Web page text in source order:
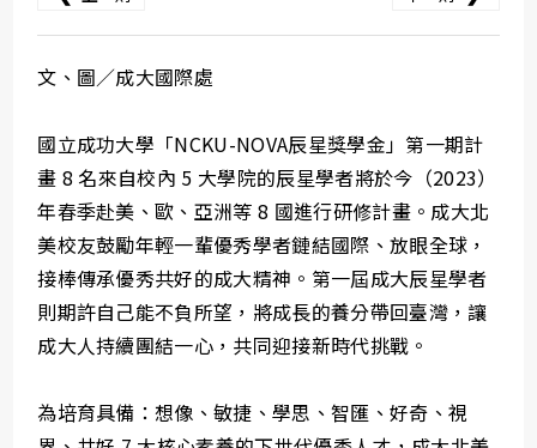
文、圖／成大國際處
國立成功大學「NCKU-NOVA辰星獎學金」第一期計
畫 8 名來自校內 5 大學院的辰星學者將於今（2023）
年春季赴美、歐、亞洲等 8 國進行研修計畫。成大北
美校友鼓勵年輕一輩優秀學者鏈結國際、放眼全球，
接棒傳承優秀共好的成大精神。第一屆成大辰星學者
則期許自己能不負所望，將成長的養分帶回臺灣，讓
成大人持續團結一心，共同迎接新時代挑戰。
為培育具備：想像、敏捷、學思、智匯、好奇、視